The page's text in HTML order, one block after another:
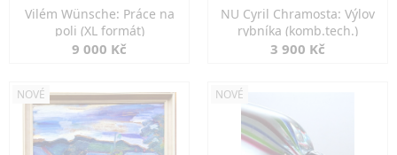
Vilém Wünsche: Práce na
poli (XL formát)
9 000 Kč
NU Cyril Chramosta: Výlov
rybníka (komb.tech.)
3 900 Kč
NOVÉ NOVÉ